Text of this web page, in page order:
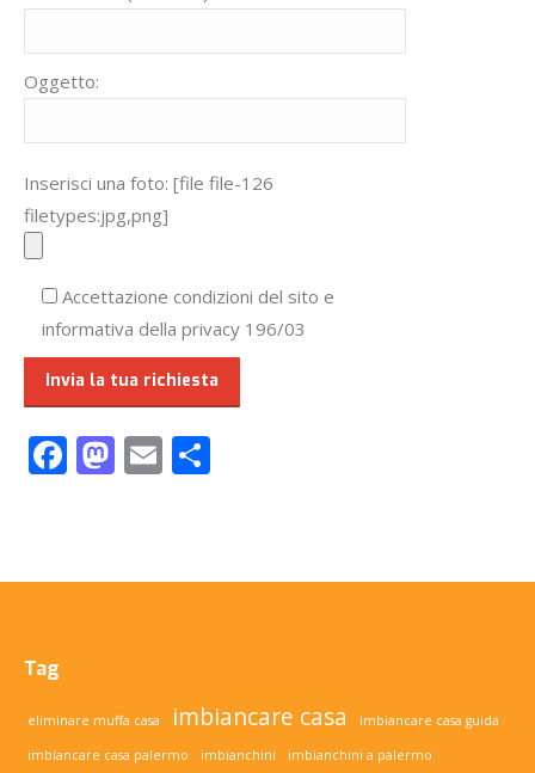
Oggetto:
Inserisci una foto: [file file-126
filetypes:jpg,png]
Accettazione condizioni del sito e
informativa della privacy 196/03
Facebook
Mastodon
Email
Tag
eliminare muffa casa imbiancare casa imbiancare casa guida
imbiancare casa palermo imbianchini imbianchini a palermo